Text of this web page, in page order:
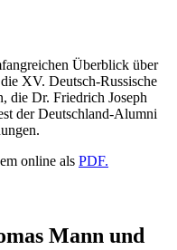
Überblick über
XV. Deutsch-Russische
die Dr. Friedrich Joseph
der Deutschland-Alumni
online als PDF.
Mann und